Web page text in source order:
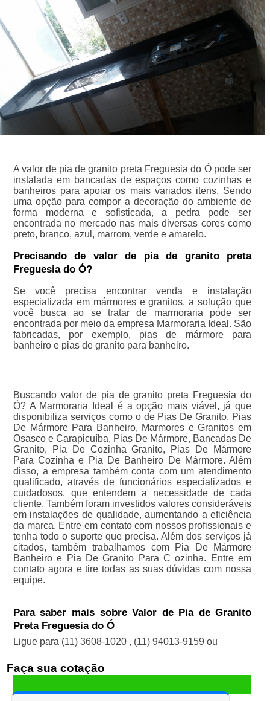
A valor de pia de granito preta Freguesia do Ó pode ser
instalada em bancadas de espaços como cozinhas e
banheiros para apoiar os mais variados itens. Sendo
uma opção para compor a decoração do ambiente de
forma moderna e sofisticada, a pedra pode ser
encontrada no mercado nas mais diversas cores como
preto, branco, azul, marrom, verde e amarelo.
Precisando de valor de pia de granito preta
Freguesia do Ó?
Se você precisa encontrar venda e instalação
especializada em mármores e granitos, a solução que
você busca ao se tratar de marmoraria pode ser
encontrada por meio da empresa Marmoraria Ideal. São
fabricadas, por exemplo, pias de mármore para
banheiro e pias de granito para banheiro.
Buscando valor de pia de granito preta Freguesia do
Ó? A Marmoraria Ideal é a opção mais viável, já que
disponibiliza serviços como o de Pias De Granito, Pias
De Mármore Para Banheiro, Marmores e Granitos em
Osasco e Carapicuíba, Pias De Mármore, Bancadas De
Granito, Pia De Cozinha Granito, Pias De Mármore
Para Cozinha e Pia De Banheiro De Mármore. Além
disso, a empresa também conta com um atendimento
qualificado, através de funcionários especializados e
cuidadosos, que entendem a necessidade de cada
cliente. Também foram investidos valores consideráveis
em instalações de qualidade, aumentando a eficiência
da marca. Entre em contato com nossos profissionais e
tenha todo o suporte que precisa. Além dos serviços já
citados, também trabalhamos com Pia De Mármore
Banheiro e Pia De Granito Para C ozinha. Entre em
contato agora e tire todas as suas dúvidas com nossa
equipe.
Para saber mais sobre Valor de Pia de Granito
Preta Freguesia do Ó
Ligue para (11) 3608-1020 , (11) 94013-9159 ou
Faça sua cotação